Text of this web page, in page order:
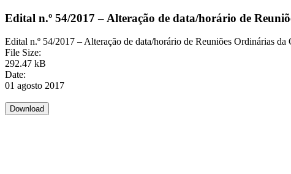
Edital n.º 54/2017 – Alteração de data/horário de
Edital n.º 54/2017 – Alteração de data/horário de Reuniões Ordinárias
File Size:
292.47 kB
Date:
01 agosto 2017